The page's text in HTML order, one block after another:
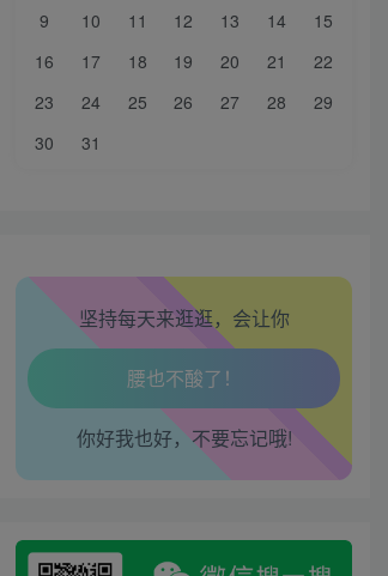
9
10 11 12 13 14
15
16
17 18 19 20 21
22
23
24 25 26 27 28
29
30
31
坚持每天来逛逛，会让你
走路也有劲了！
腿也不痛了！
腰也不酸了！
你好我也好，不要忘记哦!